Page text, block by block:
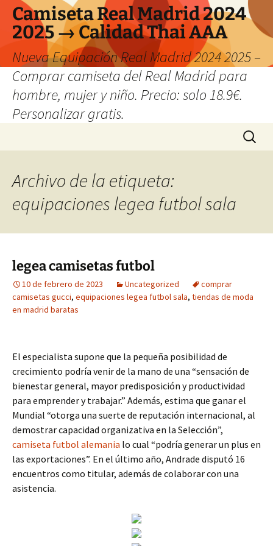
Camiseta Real Madrid 2024
2025 → Calidad Thai AAA
Nueva Equipación Real Madrid 2024 2025 –
Comprar camiseta del Real Madrid para
hombre, mujer y niño. Precio: solo 18.9€.
Personalizar gratis.
Buscar:
Archivo de la etiqueta:
equipaciones legea futbol sala
legea camisetas futbol
10 de febrero de 2023 Uncategorized
comprar
camisetas gucci, equipaciones legea futbol sala, tiendas de moda
en madrid baratas
El especialista supone que la pequeña posibilidad de
crecimiento podría venir de la mano de una “sensación de
bienestar general, mayor predisposición y productividad
para emprender y trabajar.” Además, estima que ganar el
Mundial “otorga una suerte de reputación internacional, al
demostrar capacidad organizativa en la Selección”,
camiseta futbol alemania lo cual “podría generar un plus en
las exportaciones”. En el último año, Andrade disputó 16
encuentros como titular, además de colaborar con una
asistencia.